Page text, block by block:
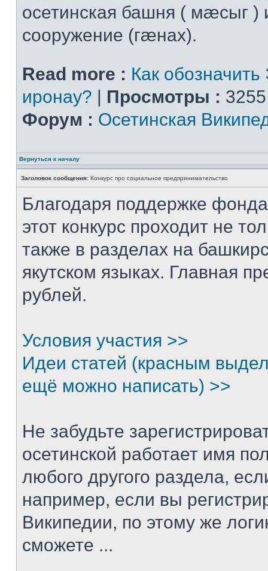
осетинская башня ( мæсыг )
сооружение (гæнах).
Read more : Как
иронау? | Просмотры :
Форум : Осетинская
Вернуться к началу
Заголовок сообщения: Конкурс про социальное предпринимательство
Благодаря поддержке
этот конкурс проходит не
также в разделах на
якутском языках. Главная
рублей.
Условия участия >>
Идеи статей (красным
ещё можно написать) >>
Не забудьте
осетинской работает имя
любого другого раздела,
например, если вы
Википедии, по этому же
сможете ...